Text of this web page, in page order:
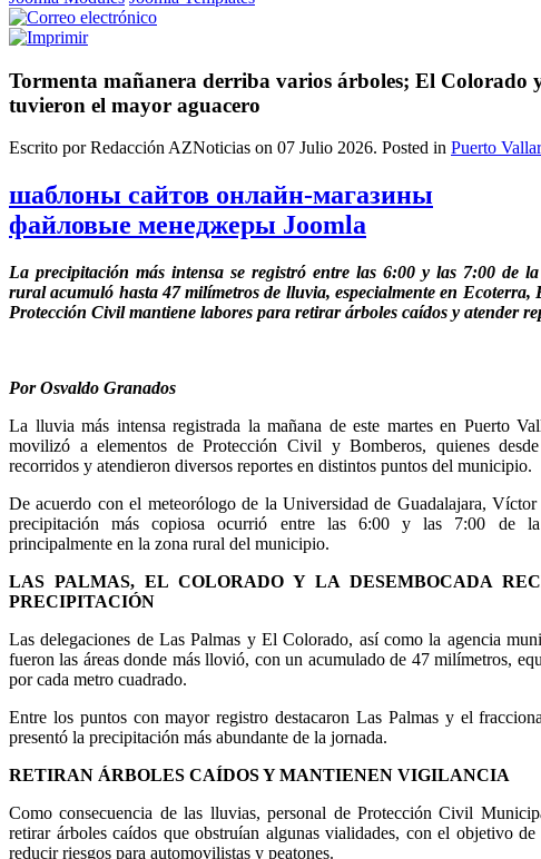
Tormenta mañanera derriba varios árboles; El Colorado
tuvieron el mayor aguacero
Escrito por Redacción AZNoticias on 07 Julio 2026. Posted in Puerto
шаблоны сайтов онлайн-магазины
файловые менеджеры Joomla
La precipitación más intensa se registró entre las 6:00 y las 7:00 de
rural acumuló hasta 47 milímetros de lluvia, especialmente en Ecoterra,
Protección Civil mantiene labores para retirar árboles caídos y atender
Por Osvaldo Granados
La lluvia más intensa registrada la mañana de este martes en Puerto
movilizó a elementos de Protección Civil y Bomberos, quienes
recorridos y atendieron diversos reportes en distintos puntos del municipio.
De acuerdo con el meteorólogo de la Universidad de Guadalajara,
precipitación más copiosa ocurrió entre las 6:00 y las 7:00 de la
principalmente en la zona rural del municipio.
LAS PALMAS, EL COLORADO Y LA DESEMBOCADA
PRECIPITACIÓN
Las delegaciones de Las Palmas y El Colorado, así como la agencia
fueron las áreas donde más llovió, con un acumulado de 47 milímetros,
por cada metro cuadrado.
Entre los puntos con mayor registro destacaron Las Palmas y el
presentó la precipitación más abundante de la jornada.
RETIRAN ÁRBOLES CAÍDOS Y MANTIENEN VIGILANCIA
Como consecuencia de las lluvias, personal de Protección Civil
retirar árboles caídos que obstruían algunas vialidades, con el objetivo
reducir riesgos para automovilistas y peatones.